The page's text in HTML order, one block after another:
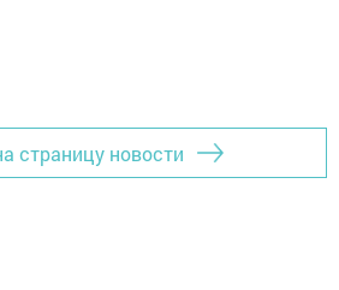
страницу новости